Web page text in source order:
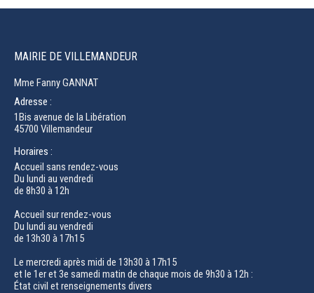
MAIRIE DE VILLEMANDEUR
Mme Fanny GANNAT
Adresse :
1Bis avenue de la Libération
45700 Villemandeur
Horaires :
Accueil sans rendez-vous
Du lundi au vendredi
de 8h30 à 12h
Accueil sur rendez-vous
Du lundi au vendredi
de 13h30 à 17h15
Le mercredi après midi de 13h30 à 17h15
et le 1er et 3e samedi matin de chaque mois de 9h30 à 12h :
État civil et renseignements divers